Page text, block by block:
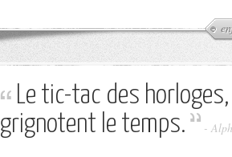
Le tic-tac des
grignotent le temps.
-